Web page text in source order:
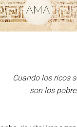
Cuando los ricos
son los